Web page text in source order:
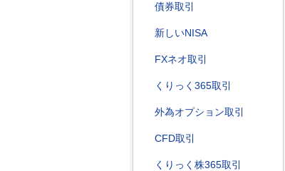
債券取引
新しいNISA
FXネオ取引
くりっく365取引
外為オプション取引
CFD取引
くりっく株365取引